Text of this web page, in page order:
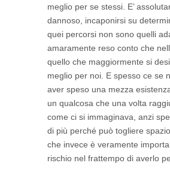
meglio per se stessi. E’
dannoso, incaponirsi su
quei percorsi non sono quelli
amaramente reso conto che
quello che maggiormente si
meglio per noi. E spesso ce se
aver speso una mezza
un qualcosa che una volta
come ci si immaginava, anzi
di più perché può togliere
che invece è veramente
rischio nel frattempo di averlo